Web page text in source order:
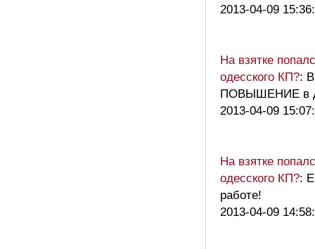
2013-04-09
На взятке
одесского КП?:
ПОВЫШЕНИЕ в
2013-04-09
На взятке
одесского КП?:
работе!
2013-04-09